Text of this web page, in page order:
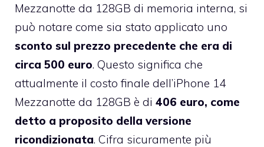
Mezzanotte da 128GB di memoria interna, si
può notare come sia stato applicato uno
sconto sul prezzo precedente che era di
circa 500 euro. Questo significa che
attualmente il costo finale dell’iPhone 14
Mezzanotte da 128GB è di 406 euro, come
detto a proposito della versione
ricondizionata. Cifra sicuramente più